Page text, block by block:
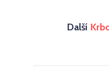
Další